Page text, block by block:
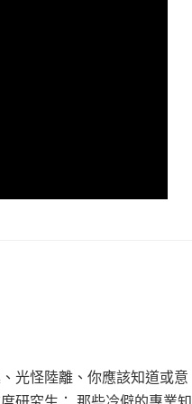
光怪陸離、你應該知道或意